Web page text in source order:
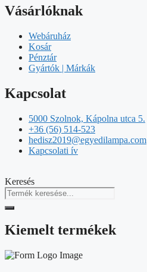
Vásárlóknak
Webáruház
Kosár
Pénztár
Gyártók | Márkák
Kapcsolat
5000 Szolnok, Kápolna utca 5.
+36 (56) 514-523
hedisz2019@egyedilampa.com
Kapcsolati ív
Keresés
Kiemelt termékek